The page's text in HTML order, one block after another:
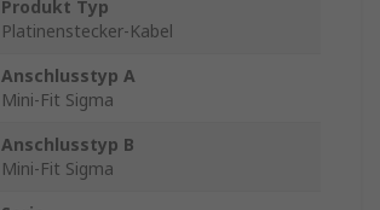
Produkt Typ
Platinenstecker-Kabel
Anschlusstyp A
Mini-Fit Sigma
Anschlusstyp B
Mini-Fit Sigma